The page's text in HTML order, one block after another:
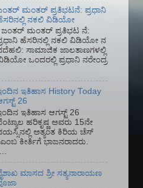
ಮಂತರ್ ಪ್ರತಿಭಟನೆ: ಪ್ರಧಾನಿ
ನಕಲಿ ವಿಡಿಯೋ
ಜಂತರ್ ಮಂತರ್ ಪ್ರತಿಭಟ ನೆ:
ಹೆಸರಿನಲ್ಲಿ ನಕಲಿ ವಿಡಿಯೋ ನ
ಸಾಮಾಜಿಕ ಜಾಲತಾಣಗಳಲ್ಲಿ
ಒಂದರಲ್ಲಿ ಪ್ರಧಾನಿ ನರೇಂದ್ರ
ಇತಿಹಾಸ History Today
26
ಇತಿಹಾಸ ಆಗಸ್ಟ್ 26
ಹರಿಕೃಷ್ಣ ಅವರು 15ನೇ
ಅತ್ಯಂತ ಕಿರಿಯ ಚೆಸ್
ಕೀರ್ತಿಗೆ ಭಾಜನರಾದರು.
ಮಾಸದ ಶ್ರೀ ಸತ್ಯನಾರಾಯಣ